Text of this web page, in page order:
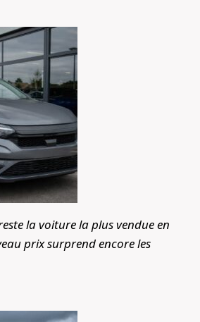
la voiture la plus vendue en
prix surprend encore les